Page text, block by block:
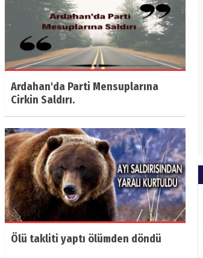
Ardahan'da Parti Mensuplarına
Cirkin Saldırı.
Ölü takliti yaptı ölümden döndü